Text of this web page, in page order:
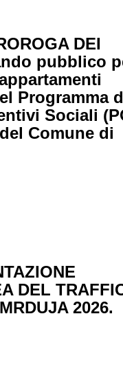
DEI
pubblico
Programma
Sociali
Comune di
DEL
2026.